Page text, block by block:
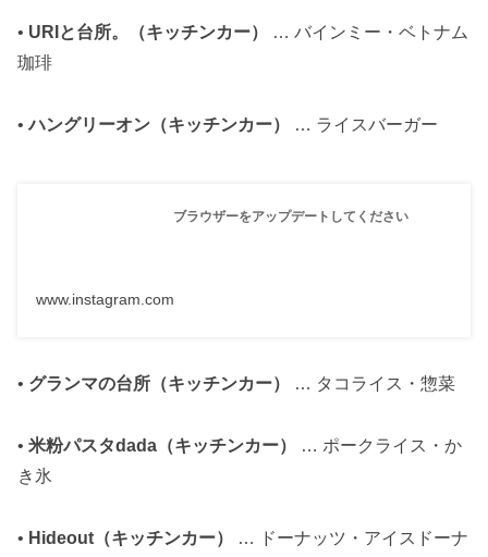
• URIと台所。（キッチンカー）
… バインミー・ベトナム
珈琲
•ハングリーオン（キッチンカー） … ライスバーガー
ブラウザーをアップデートしてください
www.instagram.com
• グランマの台所（キッチンカー） … タコライス・惣菜
• 米粉パスタdada（キッチンカー）
… ポークライス・か
き氷
• Hideout（キッチンカー）
… ドーナッツ・アイスドーナ